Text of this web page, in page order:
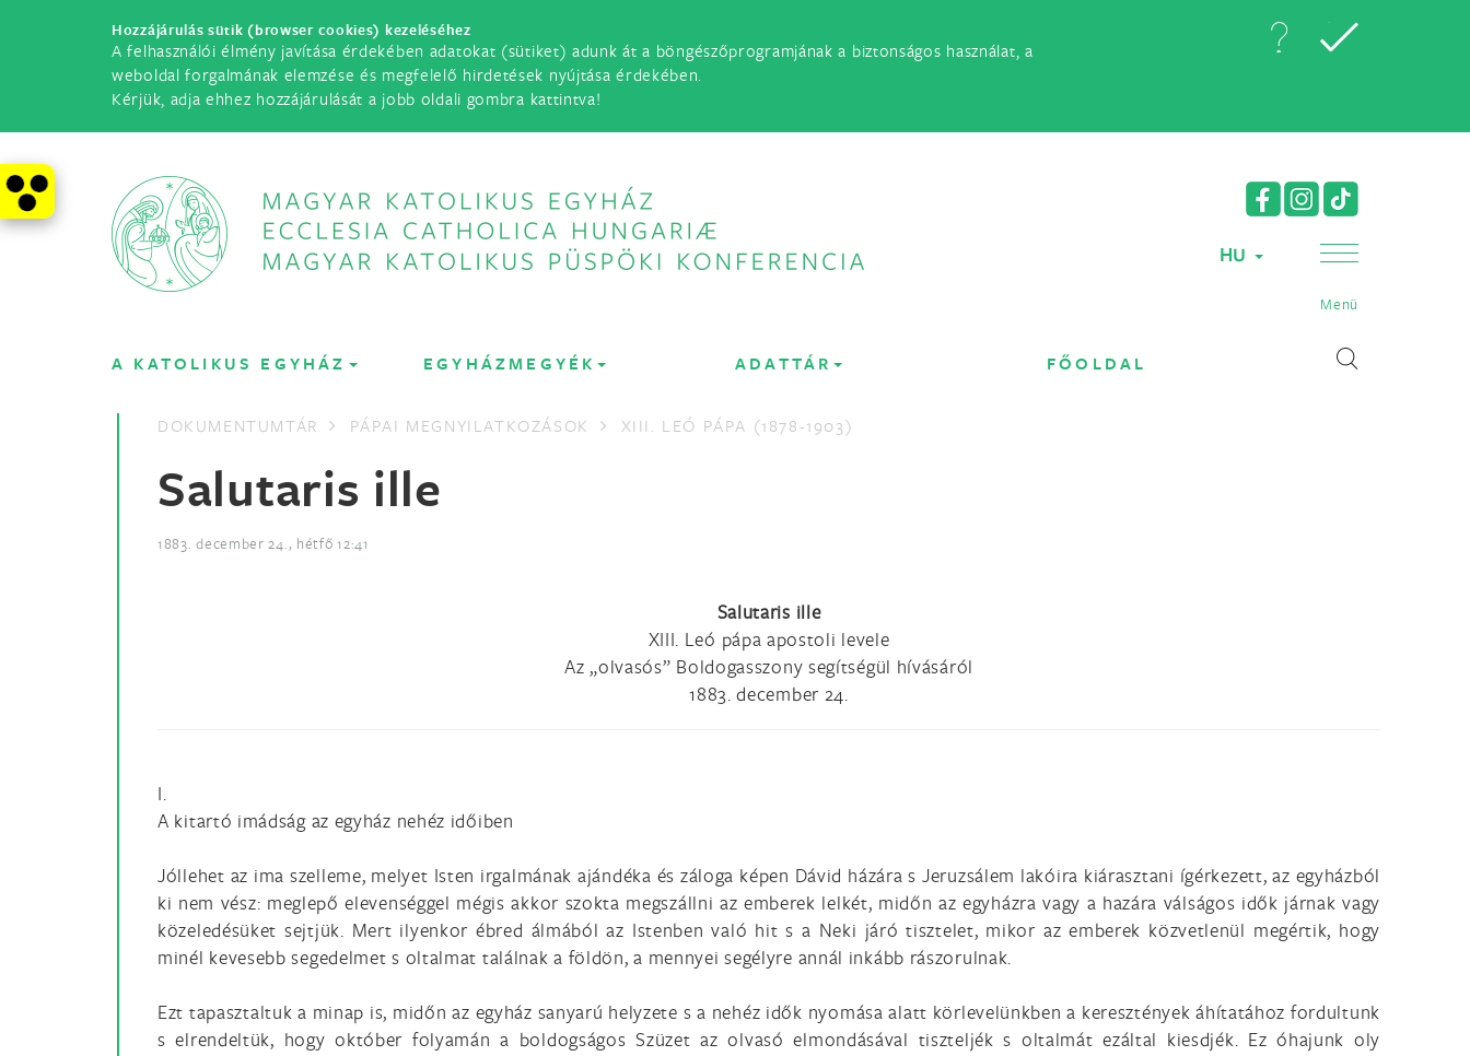
Hozzájárulás sütik (browser cookies) kezeléséhez
A felhasználói élmény javítása érdekében adatokat (sütiket) adunk át a böngészőprogramjának a biztonságos használat, a
weboldal forgalmának elemzése és megfelelő hirdetések nyújtása érdekében.
Kérjük, adja ehhez hozzájárulását a jobb oldali gombra kattintva!
HU
Menü
A KATOLIKUS EGYHÁZ EGYHÁZMEGYÉK ADATTÁR FŐOLDAL
DOKUMENTUMTÁR PÁPAI MEGNYILATKOZÁSOK XIII. LEÓ PÁPA (1878-1903)
Salutaris ille
1883. december 24., hétfő 12:41
Salutaris ille
XIII. Leó pápa apostoli levele
Az „olvasós” Boldogasszony segítségül hívásáról
1883. december 24.
I.
A kitartó imádság az egyház nehéz időiben
Jóllehet az ima szelleme, melyet Isten irgalmának ajándéka és záloga képen Dávid házára s Jeruzsálem lakóira kiárasztani ígérkezett, az egyházból
ki nem vész: meglepő elevenséggel mégis akkor szokta megszállni az emberek lelkét, midőn az egyházra vagy a hazára válságos idők járnak vagy
közeledésüket sejtjük. Mert ilyenkor ébred álmából az Istenben való hit s a Neki járó tisztelet, mikor az emberek közvetlenül megértik, hogy
minél kevesebb segedelmet s oltalmat találnak a földön, a mennyei segélyre annál inkább rászorulnak.
Ezt tapasztaltuk a minap is, midőn az egyház sanyarú helyzete s a nehéz idők nyomása alatt körlevelünkben a keresztények áhítatához fordultunk
s elrendeltük, hogy október folyamán a boldogságos Szüzet az olvasó elmondásával tiszteljék s oltalmát ezáltal kiesdjék. Ez óhajunk oly